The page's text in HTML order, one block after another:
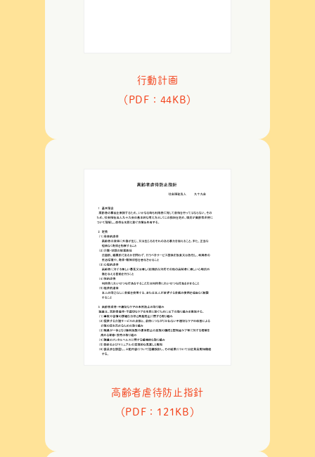
行動計画
（PDF：44KB）
高齢者虐待防止指針
（PDF：121KB）